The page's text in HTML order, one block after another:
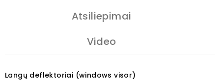
Atsiliepimai
Video
Langų deflektoriai (windows visor)